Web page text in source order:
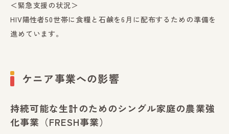
＜緊急支援の状況＞
HIV陽性者50世帯に食糧と石鹸を6月に配布するための準備を
進めています。
ケニア事業への影響
持続可能な生計のためのシングル家庭の農業強
化事業（FRESH事業）